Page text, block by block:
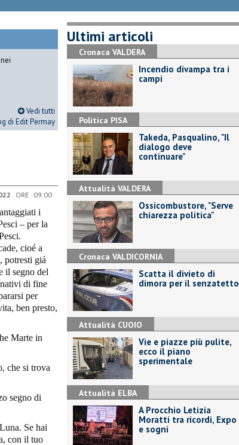
Vedi tutti
di Edit Permay
ORE 09:00
i
– per la
cioé a
potresti giá
il segno del
di fine
per
ben presto,
Marte in
che si trova
segno di
Se hai
con il tuo
Ultimi articoli
Cronaca VALDERA
Incendio divampa tra i
campi
Politica PISA
Takeda, Pasqualino, "Il
dialogo deve
continuare"
Attualità VALDERA
Ossicombustore, "Serve
chiarezza politica"
Cronaca VALDICORNIA
Scatta il divieto di
dimora per il senzatetto
Attualità CUOIO
Vie e piazze più pulite,
ecco il piano
sperimentale
Attualità ELBA
A Procchio Letizia
Moratti tra ricordi, Expo
e sogni